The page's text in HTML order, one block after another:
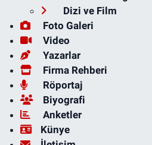
Dizi ve Film
Foto Galeri
Video
Yazarlar
Firma Rehberi
Röportaj
Biyografi
Anketler
Künye